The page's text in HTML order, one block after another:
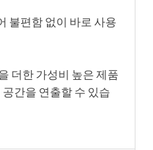
불편함 없이 바로 사용
더한 가성비 높은 제품
간을 연출할 수 있습